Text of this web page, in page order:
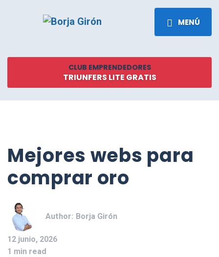
MENÚ
CLUB EMPRENDEDORES
TRIUNFERS LITE GRATIS
Mejores webs para
comprar oro
Author: Borja Girón
12 junio, 2026
1 min read